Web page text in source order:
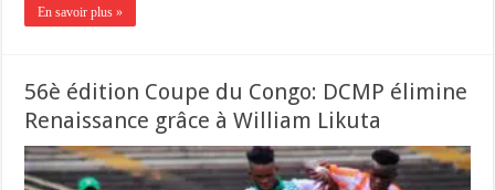
En savoir plus »
56è édition Coupe du Congo: DCMP élimine
Renaissance grâce à William Likuta